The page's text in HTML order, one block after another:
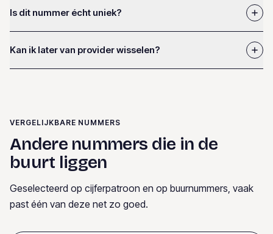
Is dit nummer écht uniek?
Kan ik later van provider wisselen?
VERGELIJKBARE NUMMERS
Andere nummers die in de
buurt liggen
Geselecteerd op cijferpatroon en op buurnummers, vaak
past één van deze net zo goed.